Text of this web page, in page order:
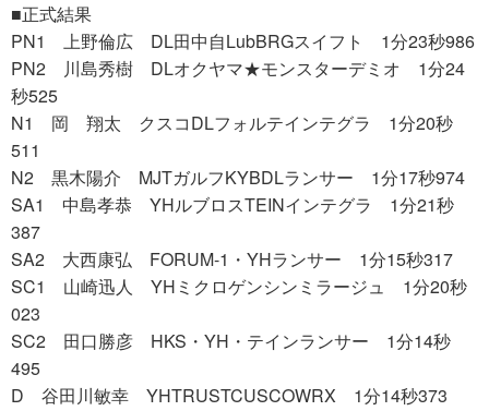
■正式結果
PN1 上野倫広 DL田中自LubBRGスイフト 1分23秒986
PN2 川島秀樹 DLオクヤマ★モンスターデミオ 1分24
秒525
N1 岡 翔太 クスコDLフォルテインテグラ 1分20秒
511
N2 黒木陽介 MJTガルフKYBDLランサー 1分17秒974
SA1 中島孝恭 YHルブロスTEINインテグラ 1分21秒
387
SA2 大西康弘 FORUM-1・YHランサー 1分15秒317
SC1 山崎迅人 YHミクロゲンシンミラージュ 1分20秒
023
SC2 田口勝彦 HKS・YH・テインランサー 1分14秒
495
D 谷田川敏幸 YHTRUSTCUSCOWRX 1分14秒373